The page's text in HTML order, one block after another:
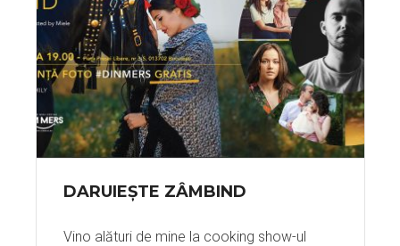
DARUIEȘTE ZÂMBIND
Vino alături de mine la cooking show-ul